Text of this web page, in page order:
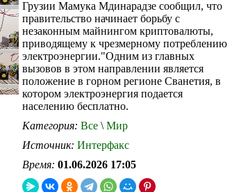
Грузии Мамука Мдинарадзе сообщил, что
правительство начинает борьбу с
незаконным майнингом криптовалюты,
приводящему к чрезмерному потреблению
электроэнергии."Одним из главных
вызовов в этом направлении является
положение в горном регионе Сванетия, в
котором электроэнергия подается
населению бесплатно.
Категория: Все \ Мир
Источник: Интерфакс
Время: 01.06.2026 17:05